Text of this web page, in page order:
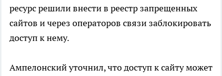
ресурс решили внести в реестр запрещенных
сайтов и через операторов связи заблокировать
доступ к нему.
Ампелонский уточнил, что доступ к сайту может